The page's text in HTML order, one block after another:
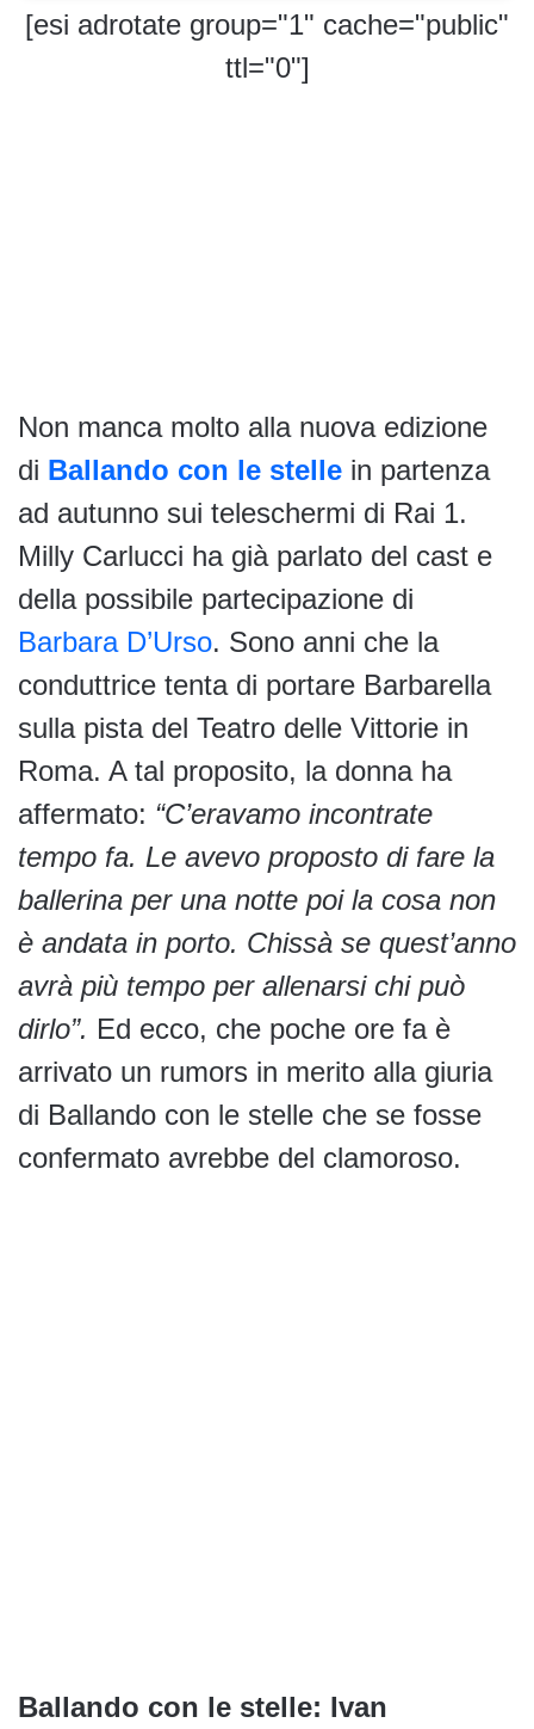
[esi adrotate group="1" cache="public"
ttl="0"]
Non manca molto alla nuova edizione
di Ballando con le stelle in partenza
ad autunno sui teleschermi di Rai 1.
Milly Carlucci ha già parlato del cast e
della possibile partecipazione di
Barbara D’Urso. Sono anni che la
conduttrice tenta di portare Barbarella
sulla pista del Teatro delle Vittorie in
Roma. A tal proposito, la donna ha
affermato: “C’eravamo incontrate
tempo fa. Le avevo proposto di fare la
ballerina per una notte poi la cosa non
è andata in porto. Chissà se quest’anno
avrà più tempo per allenarsi chi può
dirlo”. Ed ecco, che poche ore fa è
arrivato un rumors in merito alla giuria
di Ballando con le stelle che se fosse
confermato avrebbe del clamoroso.
Ballando con le stelle: Ivan